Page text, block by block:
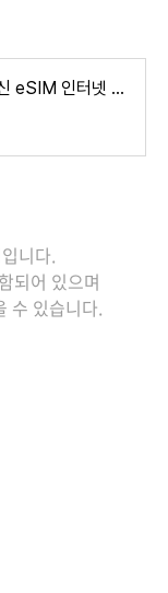
대만 여행, 데이터 로밍 대신 eSIM 인터넷 무제한으로 저렴하고 편리하게 이용하는 법
니다.
되어 있으며
수 있습니다.